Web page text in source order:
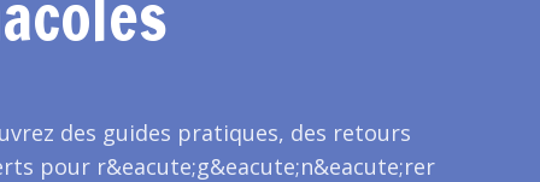
des guides pratiques, des retours
pour r&eacute;g&eacute;n&eacute;rer